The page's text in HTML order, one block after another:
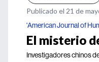
Publicado el 21 de
'American Journal of
El misterio
Investigadores chinos